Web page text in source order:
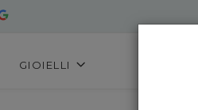
GIOIELLI